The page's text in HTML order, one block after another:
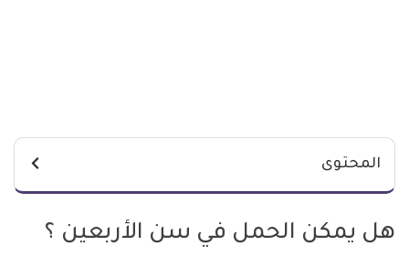
المحتوى
هل يمكن الحمل في سن الأربعين ؟